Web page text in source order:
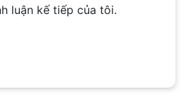
luận kế tiếp của tôi.